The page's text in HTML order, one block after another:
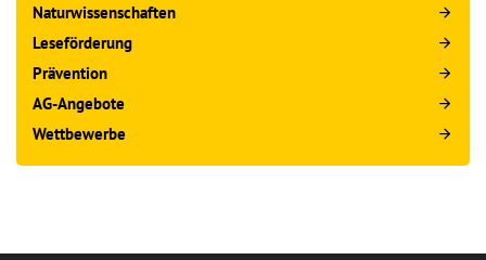
Naturwissenschaften
Leseförderung
Prävention
AG-Angebote
Wettbewerbe